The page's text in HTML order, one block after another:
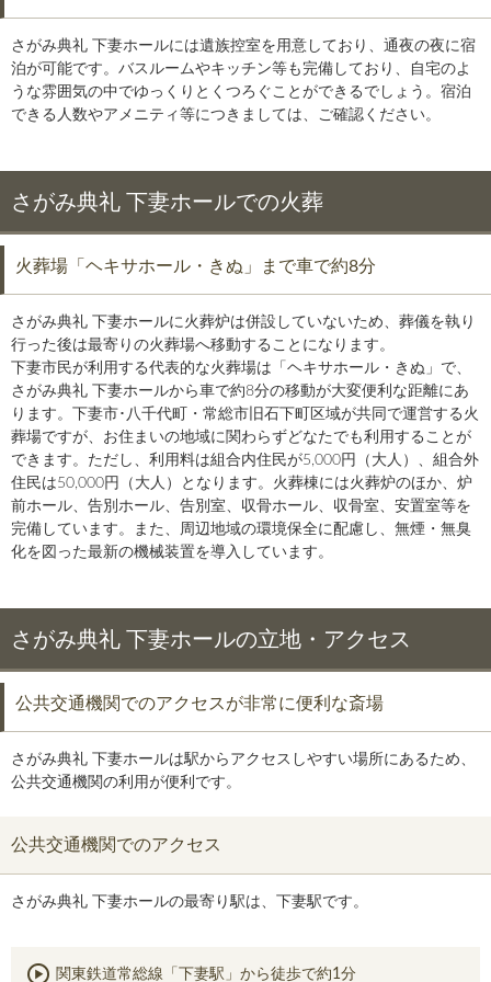
さがみ典礼 下妻ホールには遺族控室を用意しており、通夜の夜に宿
泊が可能です。バスルームやキッチン等も完備しており、自宅のよ
うな雰囲気の中でゆっくりとくつろぐことができるでしょう。宿泊
できる人数やアメニティ等につきましては、ご確認ください。
さがみ典礼 下妻ホールでの火葬
火葬場「ヘキサホール・きぬ」まで車で約8分
さがみ典礼 下妻ホールに火葬炉は併設していないため、葬儀を執り
行った後は最寄りの火葬場へ移動することになります。
下妻市民が利用する代表的な火葬場は「ヘキサホール・きぬ」で、
さがみ典礼 下妻ホールから車で約8分の移動が大変便利な距離にあ
ります。下妻市･八千代町・常総市旧石下町区域が共同で運営する火
葬場ですが、お住まいの地域に関わらずどなたでも利用することが
できます。ただし、利用料は組合内住民が5,000円（大人）、組合外
住民は50,000円（大人）となります。火葬棟には火葬炉のほか、炉
前ホール、告別ホール、告別室、収骨ホール、収骨室、安置室等を
完備しています。また、周辺地域の環境保全に配慮し、無煙・無臭
化を図った最新の機械装置を導入しています。
さがみ典礼 下妻ホールの立地・アクセス
公共交通機関でのアクセスが非常に便利な斎場
さがみ典礼 下妻ホールは駅からアクセスしやすい場所にあるため、
公共交通機関の利用が便利です。
公共交通機関でのアクセス
さがみ典礼 下妻ホールの最寄り駅は、下妻駅です。
関東鉄道常総線「下妻駅」から徒歩で約1分